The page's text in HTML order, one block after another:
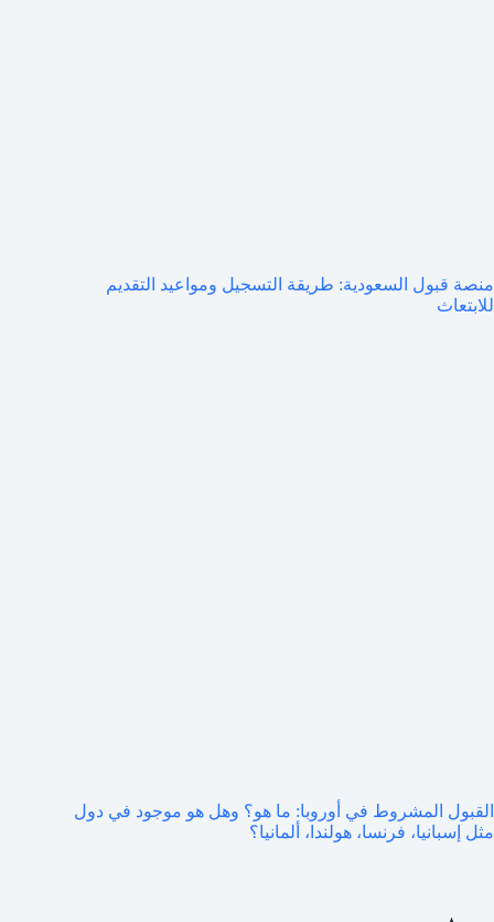
منصة قبول السعودية: طريقة التسجيل ومواعيد التقديم
للابتعاث
القبول المشروط في أوروبا: ما هو؟ وهل هو موجود في دول
مثل إسبانيا، فرنسا، هولندا، ألمانيا؟